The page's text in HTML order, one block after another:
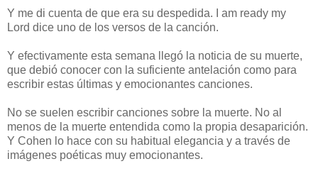
Y me di cuenta de que era su despedida. I am ready my
Lord dice uno de los versos de la canción.
Y efectivamente esta semana llegó la noticia de su muerte,
que debió conocer con la suficiente antelación como para
escribir estas últimas y emocionantes canciones.
No se suelen escribir canciones sobre la muerte. No al
menos de la muerte entendida como la propia desaparición.
Y Cohen lo hace con su habitual elegancia y a través de
imágenes poéticas muy emocionantes.